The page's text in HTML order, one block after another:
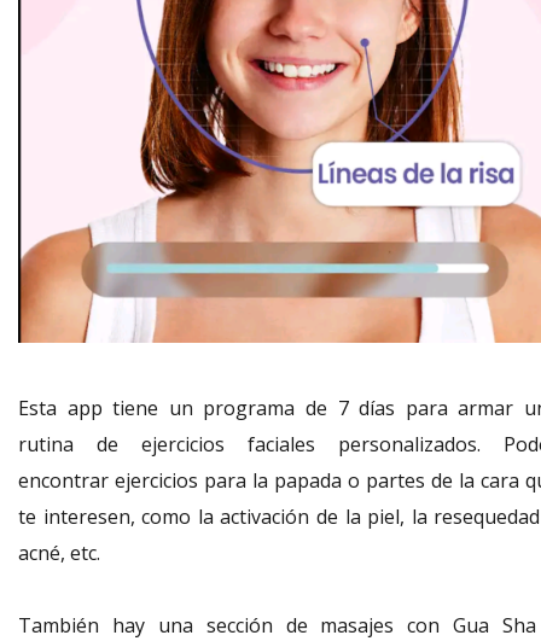
Esta app tiene un programa de 7 días para armar
rutina de ejercicios faciales personalizados.
encontrar ejercicios para la papada o partes de la cara
te interesen, como la activación de la piel, la
acné, etc.
También hay una sección de masajes con Gua